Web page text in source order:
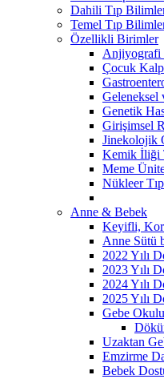
Dahili Tıp
Temel Tıp
Özellikli Birimler
Anjiyografi
Çocuk
Geleneksel
Genetik
Girişimsel
Jinekolojik
Kemik İliği
Meme
Nükleer Tıp
Anne & Bebek
Keyifli,
Anne Sütü
2022 Yılı
2023 Yılı
2024 Yılı
2025 Yılı
Gebe Okulu
Uzaktan
Emzirme
Bebek